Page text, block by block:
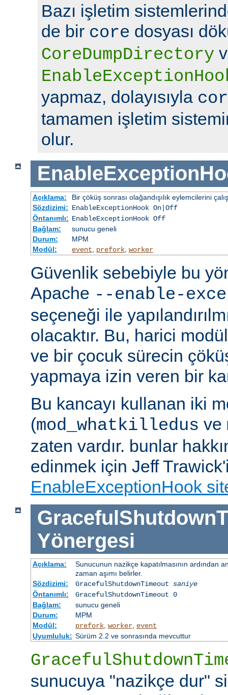
Bazı işletim
de bir core dosyası
CoreDumpDirectory
yapmaz, dolayısıyla
tamamen işletim
olur.
Açıklama:
Bir çöküş sonrası olağandışılık eylemcilerini
Sözdizimi: EnableExceptionHook On|Off
Öntanımlı: EnableExceptionHook Off
Bağlam:
sunucu geneli
Durum:
MPM
Modül:
event prefork, worker
Güvenlik sebebiyle bu
Apache --enable-
seçeneği ile
olacaktır. Bu, harici
ve bir çocuk sürecin
yapmaya izin veren bir
Bu kancayı kullanan iki
(mod_whatkilledus ve
zaten vardır. bunlar
edinmek için Jeff
EnableExceptionHook
Yönergesi
Açıklama:
Sunucunun nazikçe kapatılmasının ardından
zaman aşımı belirler.
Sözdizimi:
GracefulShutdownTimeout saniye
Öntanımlı:
GracefulShutdownTimeout 0
Bağlam:
sunucu geneli
Durum:
MPM
Modül:
prefork, worker, event
Uyumluluk: Sürüm 2.2 ve sonrasında mevcuttur
sunucuya "nazikçe dur"